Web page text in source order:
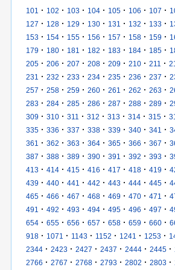
101
· 102 · 103 · 104 · 105 · 106 · 107 ·
127 · 128 · 129 · 130 · 131 · 132 · 133 ·
153 · 154 · 155 · 156 · 157 · 158 · 159 ·
179 · 180 · 181 · 182 · 183 · 184 · 185 ·
205 · 206 · 207 · 208 · 209 · 210 · 211 ·
231
· 232 · 233 · 234 · 235 · 236 · 237 ·
257 · 258 · 259 · 260 · 261 · 262 · 263 ·
283 · 284 · 285 · 286 · 287 · 288 · 289 ·
309 · 310 · 311 · 312 · 313 · 314 · 315 ·
335 · 336 · 337 · 338 · 339 · 340 · 341 ·
361
· 362 · 363 · 364 · 365 · 366 · 367 ·
387 · 388 · 389 · 390 · 391 · 392 · 393 ·
413 · 414 · 415 · 416 · 417 · 418 · 419 ·
439 · 440 · 441 · 442 · 443 · 444 · 445 ·
465 · 466 · 467 · 468 · 469 · 470 · 471 ·
491
· 492 · 493 · 494 · 495 · 496 · 497 ·
654 · 655 · 656 · 657 · 658 · 659 · 660 ·
918 · 1071 · 1143 · 1152 · 1241 · 1253 ·
2344 · 2423 · 2427 · 2437 · 2444 · 2445 ·
2766 · 2767 · 2768 · 2793 · 2802 · 2803 ·